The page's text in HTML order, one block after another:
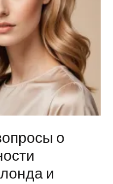
о
и